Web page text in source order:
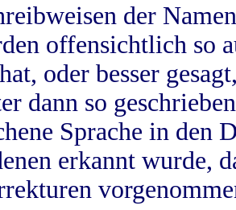
der
offensichtlich so
oder besser
dann so
Sprache in
erkannt wurde,